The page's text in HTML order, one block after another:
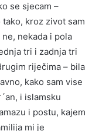
se sjecam –
kroz zivot sam
nekada i pola
tri i zadnja tri
riječima – bila
kako sam vise
i islamsku
i postu, kajem
mi je